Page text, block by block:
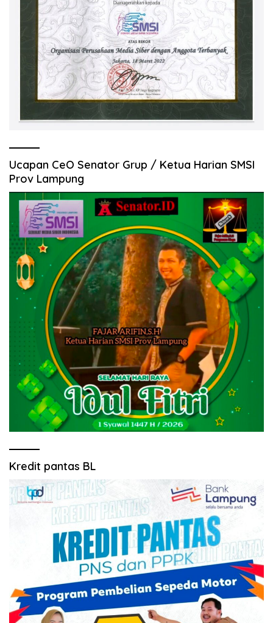
Ucapan CeO Senator Grup / Ketua Harian SMSI
Prov Lampung
Kredit pantas BL